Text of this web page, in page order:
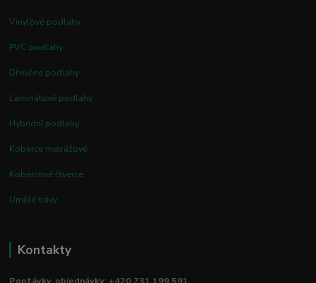
Vinylové podlahy
PVC podlahy
Dřevěné podlahy
Laminátové podlahy
Hybridní podlahy
Koberce metrážové
Kobercové čtverce
Umělé trávy
Kontakty
Poptávky, objednávky: +420 731 199 591